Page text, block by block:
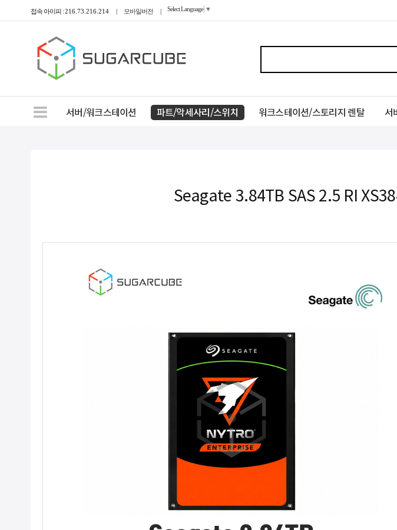
접속 아이피 :216.73.216.214 | 모바일버전 | Select Language ▼
서버/워크스테이션 파트/악세사리/스위치 워크스테이션/스토리지 렌탈 서
Seagate 3.84TB SAS 2.5 RI